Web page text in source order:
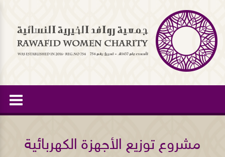
مشروع توزيع الأجهزة الكهربائية